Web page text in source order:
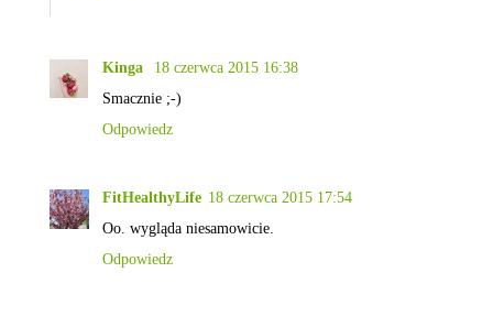
Kinga
18 czerwca 2015 16:38
Smacznie ;-)
Odpowiedz
FitHealthyLife 18 czerwca 2015 17:54
Oo. wygląda niesamowicie.
Odpowiedz